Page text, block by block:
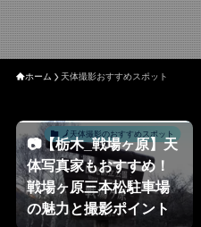
ホーム 天体撮影おすすめスポット
🗾天体撮影のおすすめスポット
📷【栃木_戦場ヶ原】天
体写真家もおすすめ！
戦場ヶ原三本松駐車場
の魅力と撮影ポイント